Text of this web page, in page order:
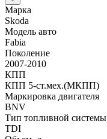
Марка
Skoda
Модель авто
Fabia
Поколение
2007-2010
КПП
КПП 5-ст.мех.(МКПП)
Маркировка двигателя
BNV
Тип топливной системы
TDI